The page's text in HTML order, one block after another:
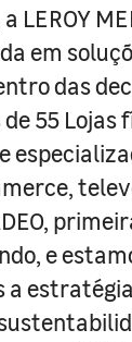
LEROY
em
das
55 Lojas
e
a